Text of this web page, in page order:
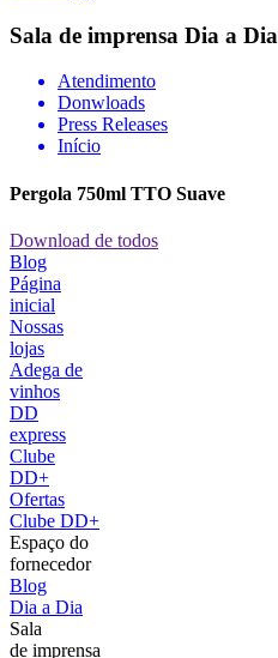
Sala de imprensa Dia a Dia
Atendimento
Donwloads
Press Releases
Início
Pergola 750ml TTO Suave
Download de todos
Blog
Página
inicial
Nossas
lojas
Adega de
vinhos
DD
express
Clube
DD+
Ofertas
Clube DD+
Espaço do
fornecedor
Blog
Dia a Dia
Sala
de imprensa